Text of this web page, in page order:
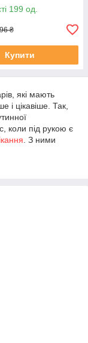
199 од.
₴
Купити
які мають
і цікавіше. Так,
коли під рукою є
. З ними
і у вас
зможете
створювати
печі, і в
родини
що запікання
Тому наші
здорового
використання
захищають
їх плюсом є
Просто